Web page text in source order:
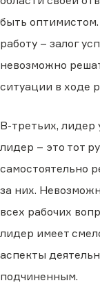
быть
работу – залог
невозможно
ситуации в ходе
В-третьих, лидер
лидер – это тот
самостоятельно
за них.
всех рабочих
лидер имеет
аспекты
подчиненным.